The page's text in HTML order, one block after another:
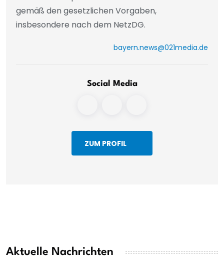
gemäß den gesetzlichen Vorgaben,
insbesondere nach dem NetzDG.
bayern.news@021media.de
Social Media
ZUM PROFIL
Aktuelle Nachrichten